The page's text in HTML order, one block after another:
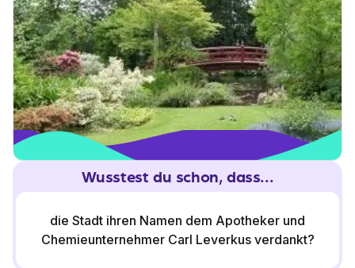
Wusstest du schon, dass...
die Stadt ihren Namen dem Apotheker und
Chemieunternehmer Carl Leverkus verdankt?